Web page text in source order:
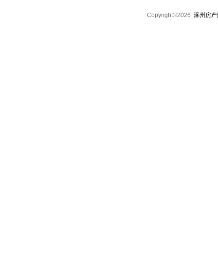
Copyright©2026 涿州房